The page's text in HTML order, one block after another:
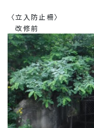
〈立入防止柵〉
改修前